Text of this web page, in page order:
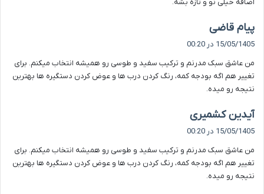
پیام قاضی
:
15/05/1405 در 00:20
من عاشق سبک مدرنم و ترکیب سفید و طوسی رو همیشه انتخاب میکنم. برای
تغییر هم اگه بودجه کمه، رنگ کردن درب ها و عوض کردن دستگیره ها بهترین
نتیجه رو میده.
آیدین کشمیری
ف
:
15/05/1405 در 00:20
من عاشق سبک مدرنم و ترکیب سفید و طوسی رو همیشه انتخاب میکنم. برای
تغییر هم اگه بودجه کمه، رنگ کردن درب ها و عوض کردن دستگیره ها بهترین
نتیجه رو میده.